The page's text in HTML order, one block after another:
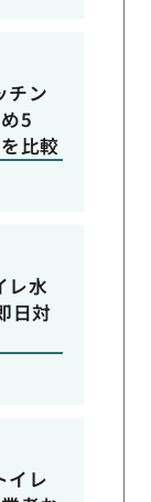
チン
5
比較
レ水
日対
イレ